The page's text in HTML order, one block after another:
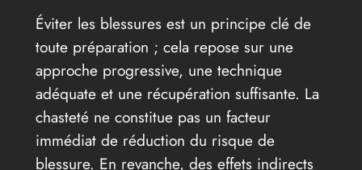
Éviter les blessures est un principe clé de
toute préparation ; cela repose sur une
approche progressive, une technique
adéquate et une récupération suffisante. La
chasteté ne constitue pas un facteur
immédiat de réduction du risque de
blessure. En revanche, des effets indirects